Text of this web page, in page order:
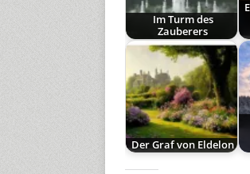
Im Turm des
Zauberers
Der Graf von Eldelon